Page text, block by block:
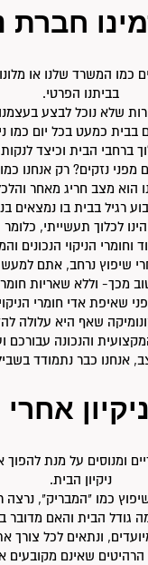
חברת
כמו המשרד שלנו או
בביתנו הפרטי.
שלא נוכל לבצע
בבית כמעט בכל יום כמו
ברחבי הבית וכיצד
מפני נזקים? רק אנחנו
מצב חריג מאחר
רגיל בבית בו נמצאים
לכלוך תעשייתי,
וחומרי הניקוי הנכונים
שיפוץ נרחב, אתם
מכך- וללא שאריות
שאיפת אדי חומרי
שאף היא עלולה
והנכונה עבורכם
אנחנו כבר נתמודד
ומנוסים על מנת
ניקיון הבית.
כמו "המבריק",
מה גודל הבית והאם
ונתאים לכל צורך את
שאינם מקובעים